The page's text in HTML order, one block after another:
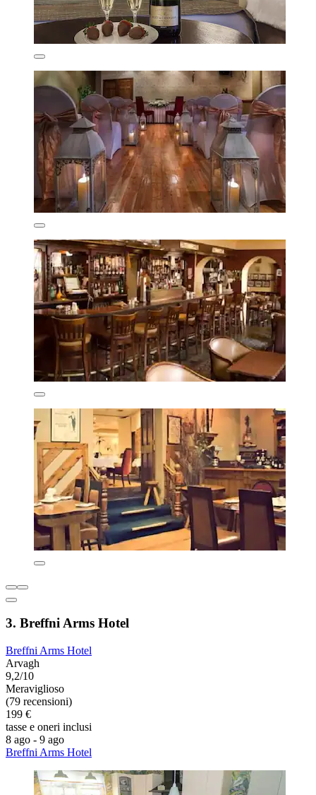
3. Breffni Arms Hotel
Breffni Arms Hotel
Arvagh
9,2/10
Meraviglioso
(79 recensioni)
199 €
tasse e oneri inclusi
8 ago - 9 ago
Breffni Arms Hotel